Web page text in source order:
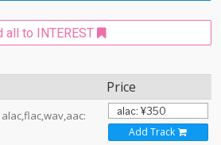
all to INTEREST
Price
alac,flac,wav,aac:
Add Track